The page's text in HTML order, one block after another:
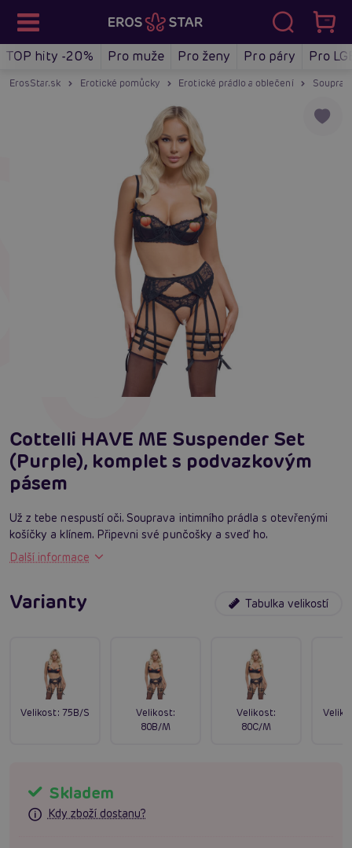
TOP hity -20% Pro muže Pro ženy Pro páry Pro
ErosStar.sk Erotické pomůcky Erotické prádlo a oblečení
Cottelli HAVE ME Suspender Set
(Purple), komplet s podvazkovým
pásem
Už z tebe nespustí oči. Souprava intimního prádla s otevřenými
košíčky a klínem. Připevni své punčošky a sveď ho.
Další informace
Varianty Tabulka velikostí
Velikost: 75B/S
Velikost:
80B/M
Velikost:
80C/M
Skladem
Kdy zboží dostanu?